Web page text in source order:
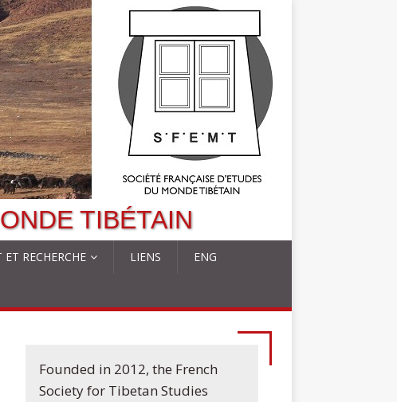
TIBÉTAIN
RECHERCHE LIENS ENG
Founded in 2012, the French
Society for Tibetan Studies